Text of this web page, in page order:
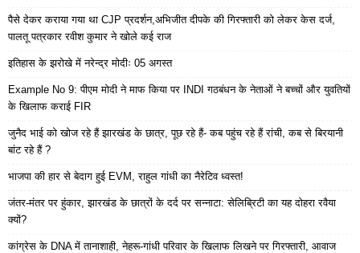
पैसे देकर कराया गया था CJP प्रदर्शन,अभिजीत दीपके की गिरफ्तारी को लेकर केस दर्ज,
पालतू पत्रकार रवीश कुमार ने खोले कई राज
इतिहास के झरोखे में नरेन्द्र मोदीः 05 अगस्त
Example No 9: पीएम मोदी ने माफ किया पर INDI गठबंधन के नेताओं ने बच्चों और युवतियों
के खिलाफ कराई FIR
जुनैद भाई को खोज रहे हैं झारखंड के छात्र, पूछ रहे हैं- कब पहुंच रहे हैं रांची, कब से बिरयानी
बांट रहे हैं ?
भाजपा की हार से बेदाग हुई EVM, राहुल गांधी का नैरेटिव ध्वस्त!
जंतर-मंतर पर हुंकार, झारखंड के छात्रों के दर्द पर सन्नाटा: सेलिब्रिटी का यह दोहरा रवैया
क्यों?
कांग्रेस के DNA में तानाशाही, नेहरू-गांधी परिवार के खिलाफ लिखने पर गिरफ्तारी, आवाज